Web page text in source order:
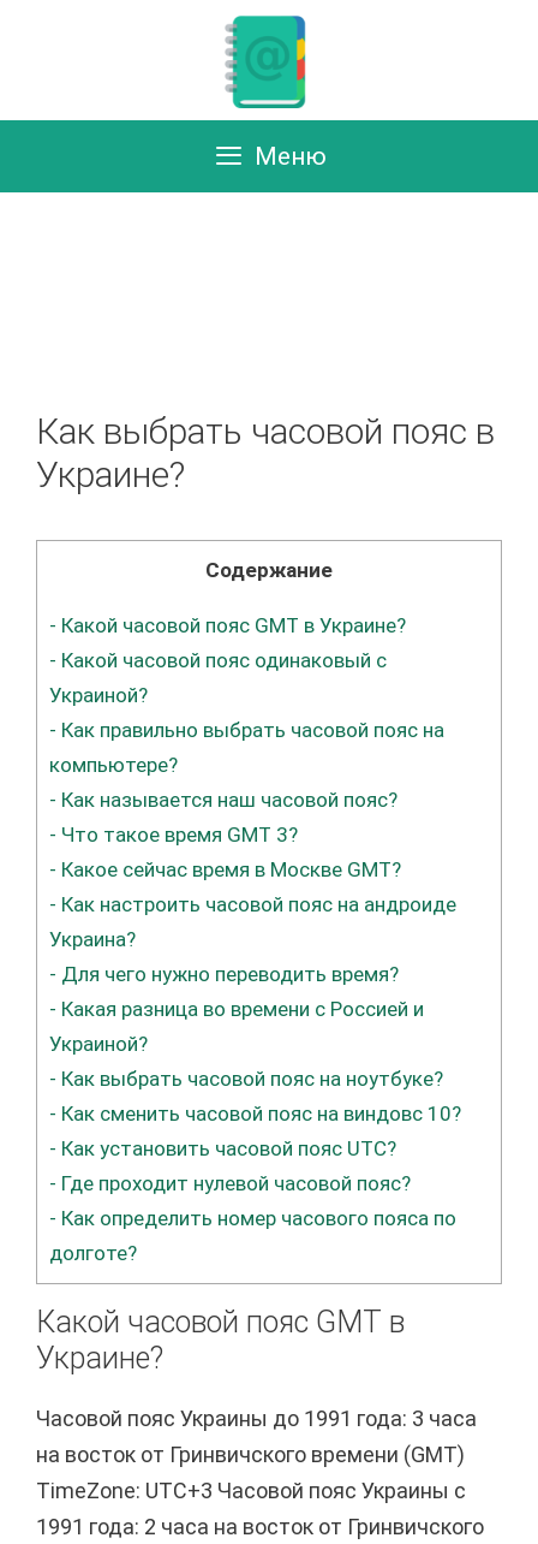
Меню
Как выбрать часовой пояс в
Украине?
Содержание
- Какой часовой пояс GMT в Украине?
- Какой часовой пояс одинаковый с
Украиной?
- Как правильно выбрать часовой пояс на
компьютере?
- Как называется наш часовой пояс?
- Что такое время GMT 3?
- Какое сейчас время в Москве GMT?
- Как настроить часовой пояс на андроиде
Украина?
- Для чего нужно переводить время?
- Какая разница во времени с Россией и
Украиной?
- Как выбрать часовой пояс на ноутбуке?
- Как сменить часовой пояс на виндовс 10?
- Как установить часовой пояс UTC?
- Где проходит нулевой часовой пояс?
- Как определить номер часового пояса по
долготе?
Какой часовой пояс GMT в
Украине?
Часовой пояс Украины до 1991 года: 3 часа
на восток от Гринвичского времени (GMT)
TimeZone: UTC+3 Часовой пояс Украины с
1991 года: 2 часа на восток от Гринвичского